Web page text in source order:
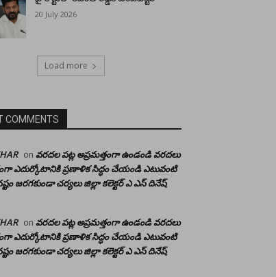
20 July 2026
Load more
COMMENTS
on వరదల పట్ల అప్రమత్తంగా ఉండండి వరదలు
ఎదుర్కోటానికి ప్రణాళిక సిద్ధం చేయండి ఎటువంటి
జరగకుండా చర్యలు జిల్లా కలెక్టర్ ఎ ఎస్ దినేష్
on వరదల పట్ల అప్రమత్తంగా ఉండండి వరదలు
ఎదుర్కోటానికి ప్రణాళిక సిద్ధం చేయండి ఎటువంటి
జరగకుండా చర్యలు జిల్లా కలెక్టర్ ఎ ఎస్ దినేష్